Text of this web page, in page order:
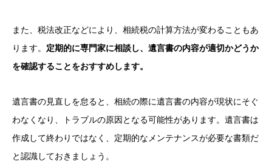
また、税法改正などにより、相続税の計算方法が変わることもあ
ります。 定期的に専門家に相談し、遺言書の内容が適切かどうか
を確認することをおすすめします。
遺言書の見直しを怠ると、相続の際に遺言書の内容が現状にそぐ
わなくなり、トラブルの原因となる可能性があります。遺言書は
作成して終わりではなく、定期的なメンテナンスが必要な書類だ
と認識しておきましょう。